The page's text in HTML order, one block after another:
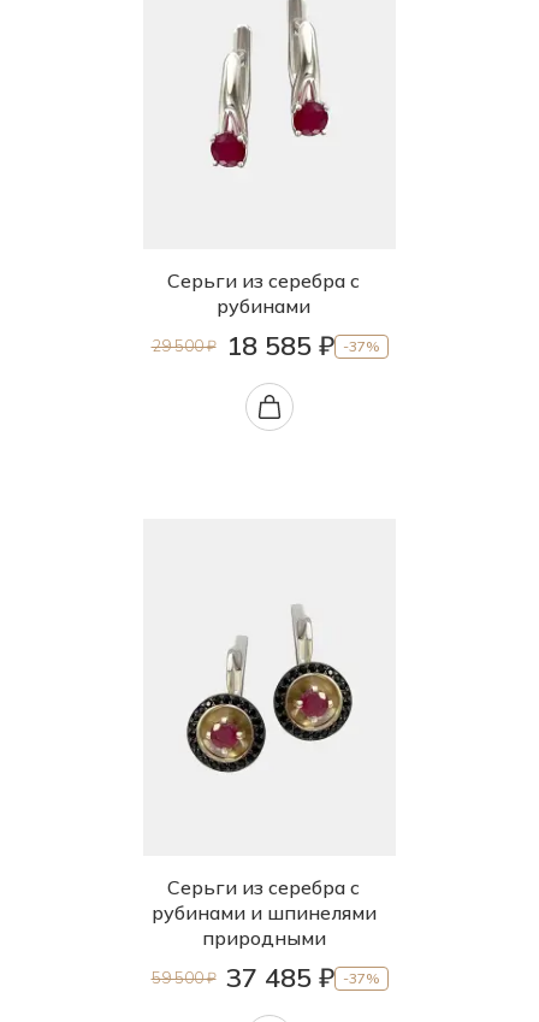
Серьги из серебра с
рубинами
29 500 ₽ 18 585 ₽ -37%
Серьги из серебра с
рубинами и шпинелями
природными
59 500 ₽ 37 485 ₽ -37%